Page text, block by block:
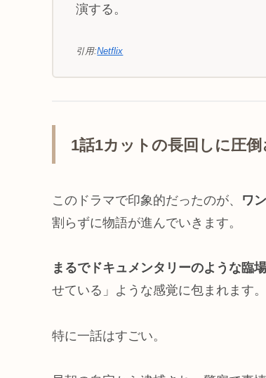
演する。
引用:Netflix
1話1カットの長回しに圧倒
このドラマで印象的だったのが、 ワ
割らずに物語が進んでいきます。
まるでドキュメンタリーのような臨
せている」ような感覚に包まれます。
特に一話はすごい。